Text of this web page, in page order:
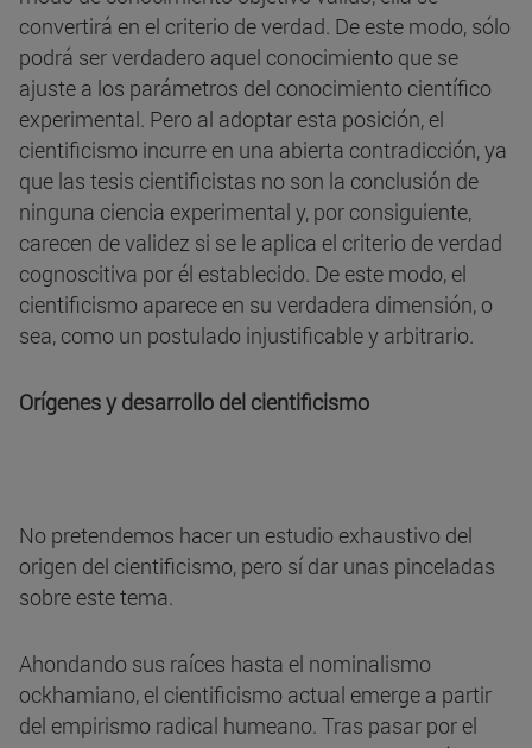
convertirá en el criterio de verdad. De este modo, sólo
podrá ser verdadero aquel conocimiento que se
ajuste a los parámetros del conocimiento científico
experimental. Pero al adoptar esta posición, el
cientificismo incurre en una abierta contradicción, ya
que las tesis cientificistas no son la conclusión de
ninguna ciencia experimental y, por consiguiente,
carecen de validez si se le aplica el criterio de verdad
cognoscitiva por él establecido. De este modo, el
cientificismo aparece en su verdadera dimensión, o
sea, como un postulado injustificable y arbitrario.
Orígenes y desarrollo del cientificismo
No pretendemos hacer un estudio exhaustivo del
origen del cientificismo, pero sí dar unas pinceladas
sobre este tema.
Ahondando sus raíces hasta el nominalismo
ockhamiano, el cientificismo actual emerge a partir
del empirismo radical humeano. Tras pasar por el